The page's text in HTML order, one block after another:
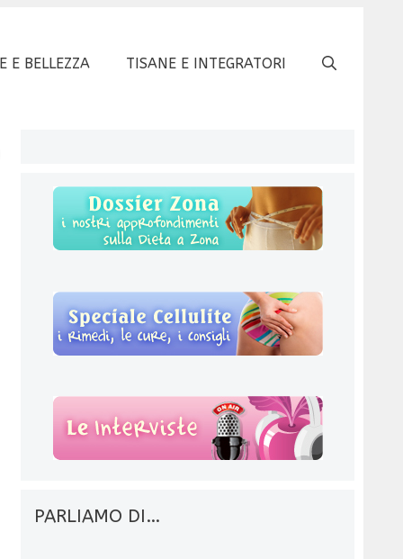
E BELLEZZA TISANE E INTEGRATORI
PARLIAMO DI…